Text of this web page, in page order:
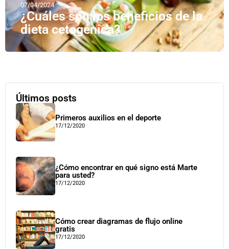
07/04/2024
¿Cuáles son los beneficios de la
dieta cetogénica?
Últimos posts
Primeros auxilios en el deporte
17/12/2020
¿Cómo encontrar en qué signo está Marte
para usted?
17/12/2020
Cómo crear diagramas de flujo online
gratis
17/12/2020